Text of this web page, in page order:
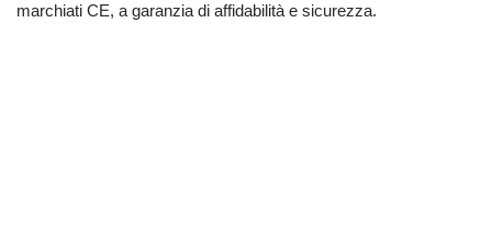
marchiati CE, a garanzia di affidabilità e sicurezza.